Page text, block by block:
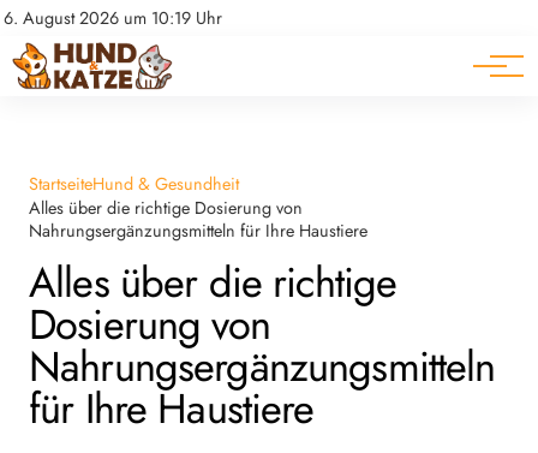
6. August 2026 um 10:19 Uhr
Datenschutz
Impressum
Pferde
Ratgeber
StartseiteHund & Gesundheit
Alles über die richtige Dosierung von
Nahrungsergänzungsmitteln für Ihre Haustiere
Alles über die richtige
Dosierung von
Nahrungsergänzungsmitteln
für Ihre Haustiere